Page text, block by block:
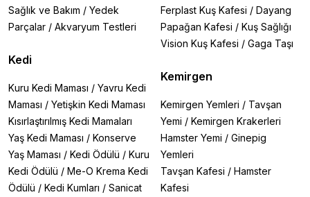
Sağlık ve Bakım / Yedek
Parçalar / Akvaryum Testleri
Kedi
Kuru Kedi Maması / Yavru Kedi
Maması / Yetişkin Kedi Maması
Kısırlaştırılmış Kedi Mamaları
Yaş Kedi Maması / Konserve
Yaş Maması / Kedi Ödülü / Kuru
Kedi Ödülü / Me-O Krema Kedi
Ödülü / Kedi Kumları / Sanicat
Ferplast Kuş Kafesi / Dayang
Papağan Kafesi / Kuş Sağlığı
Vision Kuş Kafesi / Gaga Taşı
Kemirgen
Kemirgen Yemleri / Tavşan
Yemi / Kemirgen Krakerleri
Hamster Yemi / Ginepig
Yemleri
Tavşan Kafesi / Hamster
Kafesi